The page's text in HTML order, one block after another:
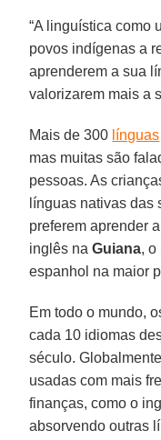
“A linguística como
povos indígenas a
aprenderem a sua
valorizarem mais a
Mais de 300 línguas
mas muitas são
pessoas. As
línguas nativas
preferem aprender
inglês naGuiana, o
espanhol na maior
Em todo o mundo,
cada 10 idiomas
século.
usadas com mais
finanças, como o
absorvendo outras